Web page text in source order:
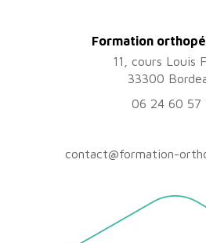
Formation
11, cours Louis
33300
06 24 60 57
contact@formation-